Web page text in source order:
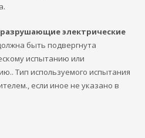
электрические
быть подвергнута
испытанию или
Тип используемого испытания
если иное не указано в